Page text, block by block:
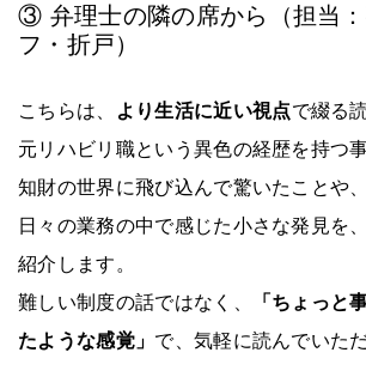
③ 弁理士の隣の席から（担当
フ・折戸）
こちらは、 より生活に近い視点で綴る
元リハビリ職という異色の経歴を持つ
知財の世界に飛び込んで驚いたことや、
日々の業務の中で感じた小さな発見を、
紹介します。
難しい制度の話ではなく、
「ちょっと
たような感覚」 で、気軽に読んでいた